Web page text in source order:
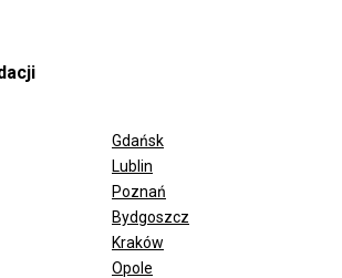
FUNDACJI
Gdańsk
Lublin
Poznań
Bydgoszcz
Kraków
Opole